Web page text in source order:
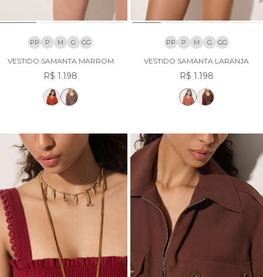
PP P M G GG
VESTIDO SAMANTA MARROM
R$ 1.198
PP P M G GG
VESTIDO SAMANTA LARANJA
R$ 1.198